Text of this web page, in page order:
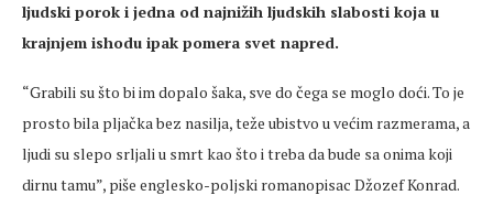
ljudski porok i jedna od najnižih ljudskih slabosti koja u
krajnjem ishodu ipak pomera svet napred.
“Grabili su što bi im dopalo šaka, sve do čega se moglo doći. To je
prosto bila pljačka bez nasilja, teže ubistvo u većim razmerama, a
ljudi su slepo srljali u smrt kao što i treba da bude sa onima koji
dirnu tamu”, piše englesko-poljski romanopisac Džozef Konrad.